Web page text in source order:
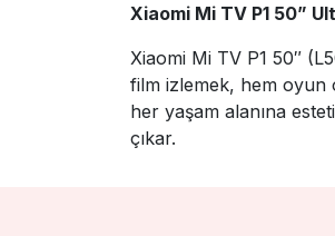
Xiaomi Mi TV P1 50”
Xiaomi Mi TV P1 50″
film izlemek, hem oyun
her yaşam alanına
çıkar.